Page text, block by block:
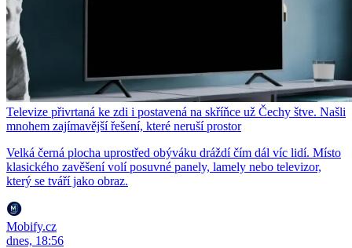
Televize přivrtaná ke zdi i postavená na skříňce už Čechy štve. Našli
mnohem zajímavější řešení, které neruší prostor
Velká černá plocha uprostřed obýváku dráždí čím dál víc lidí. Místo
klasického zavěšení volí posuvné panely, lamely nebo televizor,
který se tváří jako obraz.
Mobify.cz
dnes, 18:56